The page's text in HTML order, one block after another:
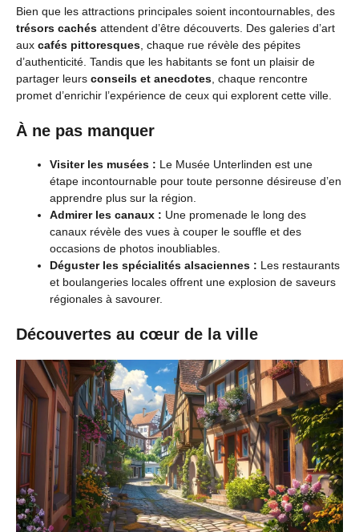
Bien que les attractions principales soient incontournables, des
trésors cachés attendent d’être découverts. Des galeries d’art
aux cafés pittoresques , chaque rue révèle des pépites
d’authenticité. Tandis que les habitants se font un plaisir de
partager leurs conseils et anecdotes , chaque rencontre
promet d’enrichir l’expérience de ceux qui explorent cette ville.
À ne pas manquer
Visiter les musées : Le Musée Unterlinden est une
étape incontournable pour toute personne désireuse d’en
apprendre plus sur la région.
Admirer les canaux : Une promenade le long des
canaux révèle des vues à couper le souffle et des
occasions de photos inoubliables.
Déguster les spécialités alsaciennes : Les restaurants
et boulangeries locales offrent une explosion de saveurs
régionales à savourer.
Découvertes au cœur de la ville